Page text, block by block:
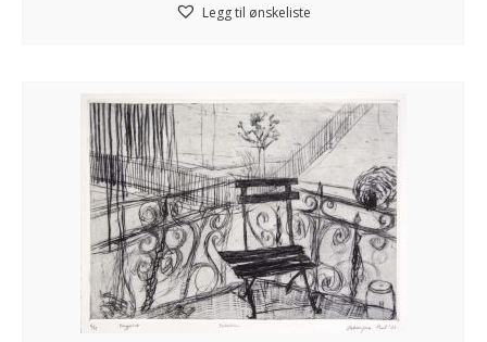
Legg til ønskeliste